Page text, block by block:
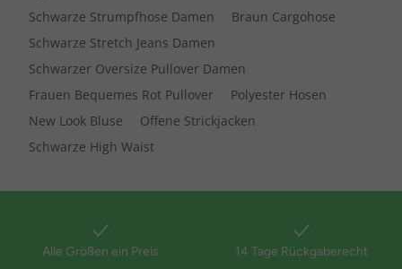
Schwarze Strumpfhose Damen
Braun Cargohose
Schwarze Stretch Jeans Damen
Schwarzer Oversize Pullover Damen
Frauen Bequemes Rot Pullover
Polyester Hosen
New Look Bluse
Offene Strickjacken
Schwarze High Waist
Alle Größen ein Preis 14 Tage Rückgaberecht